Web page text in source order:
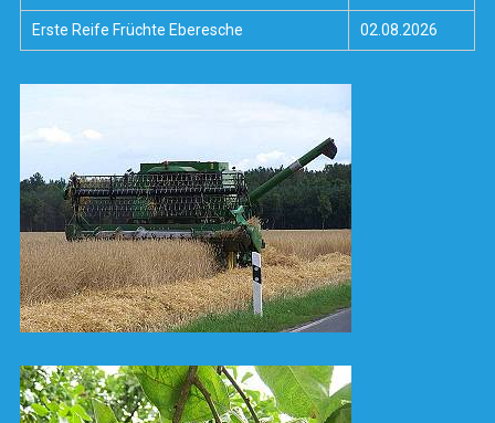
Erste Reife Früchte Eberesche 02.08.2026